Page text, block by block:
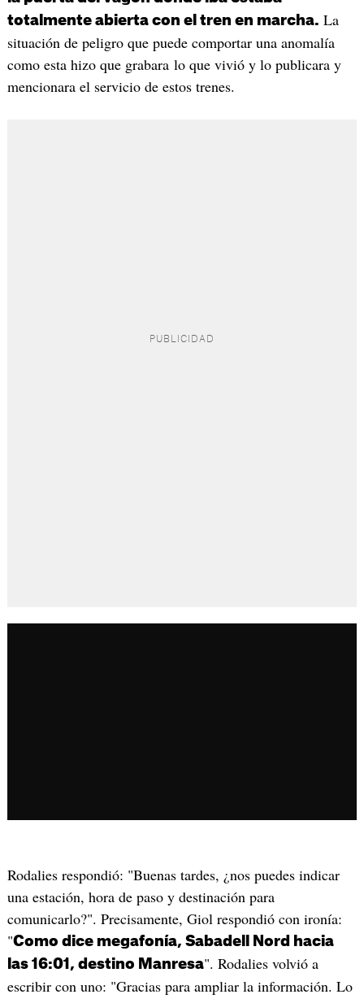
totalmente abierta con el tren en marcha. La
situación de peligro que puede comportar una anomalía
como esta hizo que grabara lo que vivió y lo publicara y
mencionara el servicio de estos trenes.
Rodalies respondió: "Buenas tardes, ¿nos puedes indicar
una estación, hora de paso y destinación para
comunicarlo?". Precisamente, Giol respondió con ironía:
"Como dice megafonía, Sabadell Nord hacia
las 16:01, destino Manresa". Rodalies volvió a
escribir con uno: "Gracias para ampliar la información. Lo